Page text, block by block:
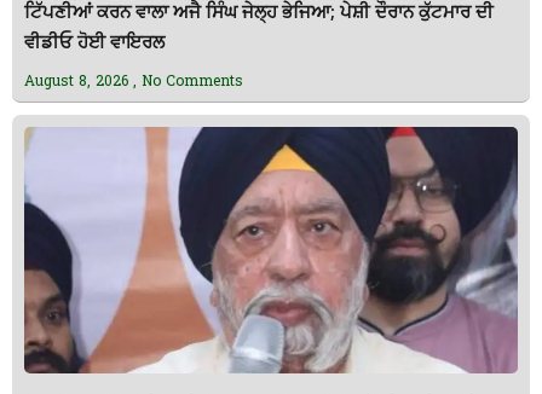
ਟਿੱਪਣੀਆਂ ਕਰਨ ਵਾਲਾ ਅਜੈ ਸਿੰਘ ਜੇਲ੍ਹ ਭੇਜਿਆ; ਪੇਸ਼ੀ ਦੌਰਾਨ ਕੁੱਟਮਾਰ ਦੀ
ਵੀਡੀਓ ਹੋਈ ਵਾਇਰਲ
August 8, 2026 No Comments